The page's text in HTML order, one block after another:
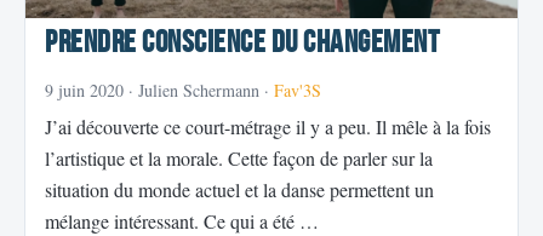
Prendre conscience du changement
9 juin 2020 · Julien Schermann · Fav'3S
J’ai découverte ce court-métrage il y a peu. Il mêle à la fois
l’artistique et la morale. Cette façon de parler sur la
situation du monde actuel et la danse permettent un
mélange intéressant. Ce qui a été …